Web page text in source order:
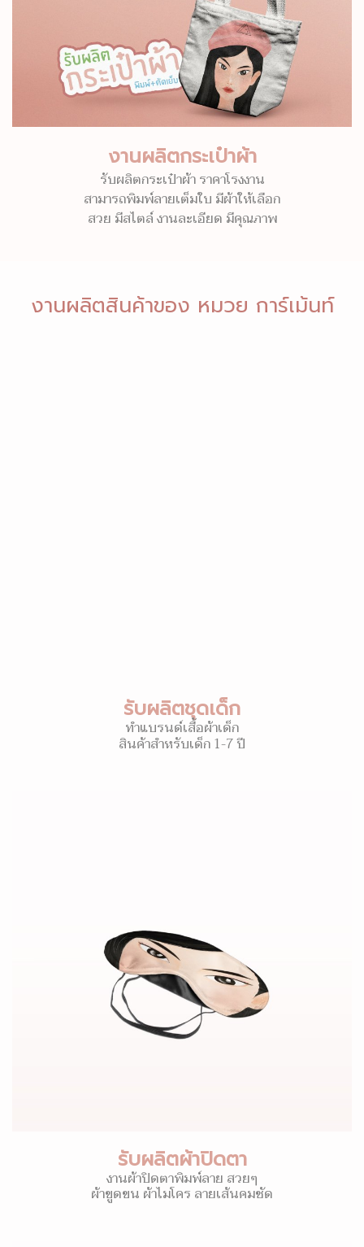
งานผลิตกระเป๋าผ้า
รับผลิตกระเป๋าผ้า ราคาโรงงาน
สามารถพิมพ์ลายเต็มใบ มีผ้าให้เลือก
สวย มีสไตล์ งานละเอียด มีคุณภาพ
งานผลิตสินค้าของ หมวย การ์เม้นท์
รับผลิตชุดเด็ก
ทำแบรนด์เสื้อผ้าเด็ก
สินค้าสำหรับเด็ก 1-7 ปี
รับผลิตผ้าปิดตา
งานผ้าปิดตาพิมพ์ลาย สวยๆ
ผ้าขูดขน ผ้าไมโคร ลายเส้นคมชัด